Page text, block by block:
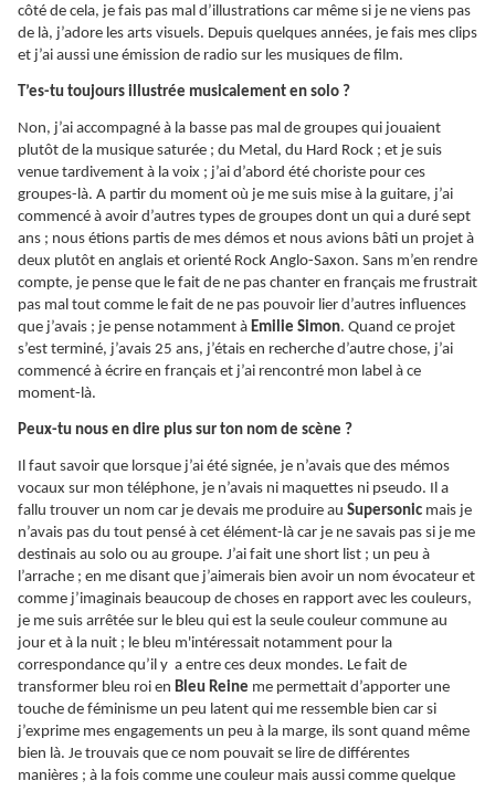
côté de cela, je fais pas mal d’illustrations car même si je ne viens pas
de là, j’adore les arts visuels. Depuis quelques années, je fais mes clips
et j’ai aussi une émission de radio sur les musiques de film.
T’es-tu toujours illustrée musicalement en solo ?
Non, j’ai accompagné à la basse pas mal de groupes qui jouaient
plutôt de la musique saturée ; du Metal, du Hard Rock ; et je suis
venue tardivement à la voix ; j’ai d’abord été choriste pour ces
groupes-là. A partir du moment où je me suis mise à la guitare, j’ai
commencé à avoir d’autres types de groupes dont un qui a duré sept
ans ; nous étions partis de mes démos et nous avions bâti un projet à
deux plutôt en anglais et orienté Rock Anglo-Saxon. Sans m’en rendre
compte, je pense que le fait de ne pas chanter en français me frustrait
pas mal tout comme le fait de ne pas pouvoir lier d’autres influences
que j’avais ; je pense notamment à Emilie Simon. Quand ce projet
s’est terminé, j’avais 25 ans, j’étais en recherche d’autre chose, j’ai
commencé à écrire en français et j’ai rencontré mon label à ce
moment-là.
Peux-tu nous en dire plus sur ton nom de scène ?
Il faut savoir que lorsque j’ai été signée, je n’avais que des mémos
vocaux sur mon téléphone, je n’avais ni maquettes ni pseudo. Il a
fallu trouver un nom car je devais me produire au Supersonic mais je
n’avais pas du tout pensé à cet élément-là car je ne savais pas si je me
destinais au solo ou au groupe. J’ai fait une short list ; un peu à
l’arrache ; en me disant que j’aimerais bien avoir un nom évocateur et
comme j’imaginais beaucoup de choses en rapport avec les couleurs,
je me suis arrêtée sur le bleu qui est la seule couleur commune au
jour et à la nuit ; le bleu m'intéressait notamment pour la
correspondance qu’il y a entre ces deux mondes. Le fait de
transformer bleu roi en Bleu Reine me permettait d’apporter une
touche de féminisme un peu latent qui me ressemble bien car si
j’exprime mes engagements un peu à la marge, ils sont quand même
bien là. Je trouvais que ce nom pouvait se lire de différentes
manières ; à la fois comme une couleur mais aussi comme quelque